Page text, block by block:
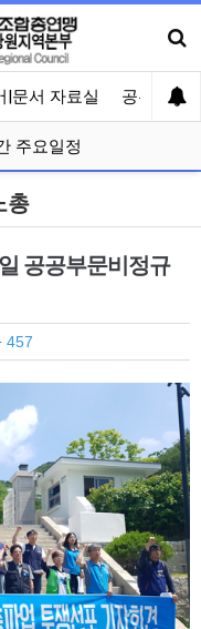
|문서 자료실 공유게시
주요일정
총
공공부문비정규
457